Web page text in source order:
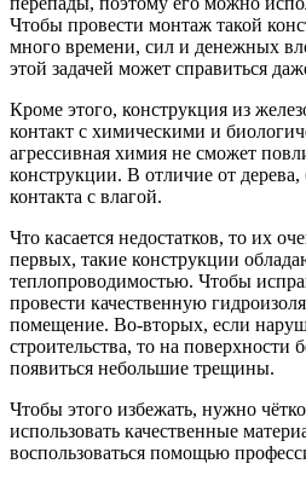
Чтобы провести монтаж такой
много времени, сил и денежных
этой задачей может справиться
Кроме этого, конструкция из
контакт с химическими и
агрессивная химия не сможет
конструкции. В отличие от дерева,
контакта с влагой.
Что касается недостатков, то их
первых, такие конструкции
теплопроводимостью. Чтобы
провести качественную
помещение. Во-вторых, если
строительства, то на поверхности
появиться небольшие трещины.
Чтобы этого избежать, нужно
использовать качественные
воспользоваться помощью